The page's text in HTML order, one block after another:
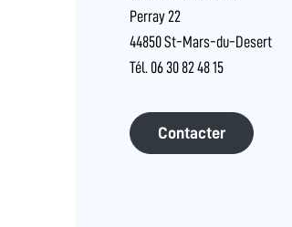
Perray 22
44850 St-Mars-du-Desert
Tél. 06 30 82 48 15
Contacter